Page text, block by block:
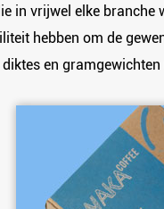
in vrijwel elke
hebben om de
en gramgewichten